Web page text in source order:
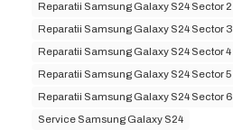
Reparatii Samsung Galaxy S24 Sector 2
Reparatii Samsung Galaxy S24 Sector 3
Reparatii Samsung Galaxy S24 Sector 4
Reparatii Samsung Galaxy S24 Sector 5
Reparatii Samsung Galaxy S24 Sector 6
Service Samsung Galaxy S24